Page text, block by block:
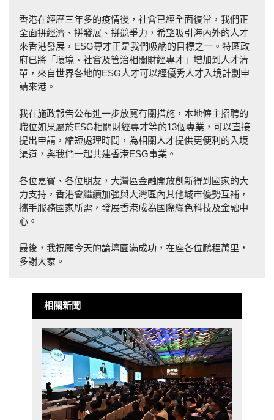
香港在經歷三年多的疫情後，社會已經全面復常，我們正
全面拼經濟、拼發展、拼競爭力，希望吸引海內外的人才
來香港發展，ESG專才正是我們吸納的目標之一。特區政
府已將「環境、社會及管治相關財經專才」增加到人才清
單，來自世界各地的ESG人才可以經優秀人才入境計劃申
請來港。
我在施政報告公布進一步放寬有關措施，本地僱主招聘的
職位如果屬於ESG相關財經專才等的13個專業，可以直接
提出申請，縮短處理時間，為相關人才提供更便利的入境
渠道，與我們一起共建香港ESG事業。
各位嘉賓、各位朋友，大灣區金融開放創新得到國家的大
力支持，香港會繼續加強與大灣區內其他城市優勢互補，
攜手服務國家所需，發展香港成為國際綠色科技及金融中
心。
最後，我祝願今天的論壇圓滿成功，在座各位鵬程萬里，
多謝大家。
相關新聞